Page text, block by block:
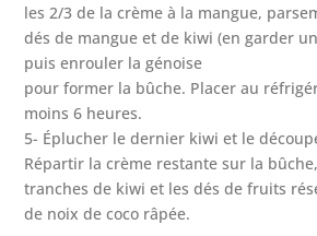
les 2/3 de la crème à la mangue,
dés de mangue et de kiwi (en garder
puis enrouler la génoise
pour former la bûche. Placer au
moins 6 heures.
5- Éplucher le dernier kiwi et le
Répartir la crème restante sur la
tranches de kiwi et les dés de fruits
de noix de coco râpée.